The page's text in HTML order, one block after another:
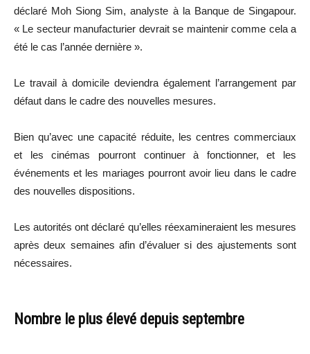
déclaré Moh Siong Sim, analyste à la Banque de Singapour.
« Le secteur manufacturier devrait se maintenir comme cela a
été le cas l’année dernière ».
Le travail à domicile deviendra également l’arrangement par
défaut dans le cadre des nouvelles mesures.
Bien qu’avec une capacité réduite, les centres commerciaux
et les cinémas pourront continuer à fonctionner, et les
événements et les mariages pourront avoir lieu dans le cadre
des nouvelles dispositions.
Les autorités ont déclaré qu’elles réexamineraient les mesures
après deux semaines afin d’évaluer si des ajustements sont
nécessaires.
Nombre le plus élevé depuis septembre